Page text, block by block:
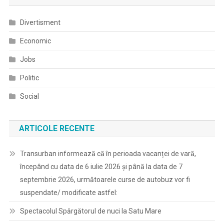
articole
Divertisment
Economic
Jobs
Politic
Social
ARTICOLE RECENTE
Transurban informează că în perioada vacanței de vară,
începând cu data de 6 iulie 2026 și până la data de 7
septembrie 2026, următoarele curse de autobuz vor fi
suspendate/ modificate astfel:
Spectacolul Spărgătorul de nuci la Satu Mare